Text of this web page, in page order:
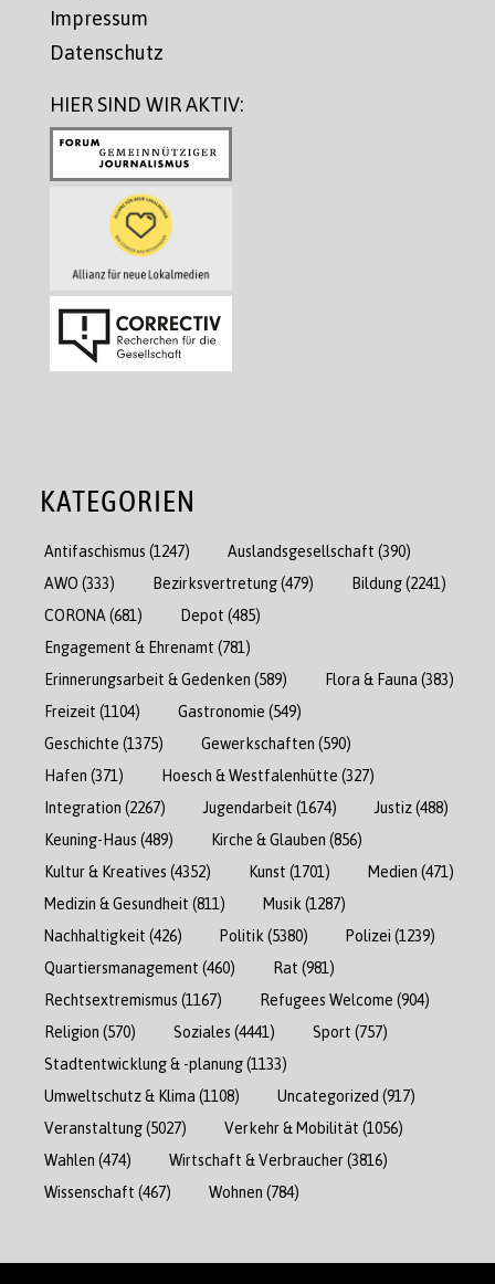
Impressum
Datenschutz
HIER SIND WIR AKTIV:
KATEGORIEN
Antifaschismus (1247) Auslandsgesellschaft (390)
AWO (333) Bezirksvertretung(479) Bildung(2241)
CORONA (681) Depot (485)
Engagement & Ehrenamt (781)
Erinnerungsarbeit & Gedenken (589) Flora & Fauna (383)
Freizeit (1104) Gastronomie (549)
Geschichte (1375) Gewerkschaften (590)
Hafen (371) Hoesch & Westfalenhütte (327)
Integration (2267) Jugendarbeit (1674) Justiz(488)
Keuning-Haus (489) Kirche & Glauben (856)
Kultur & Kreatives (4352) Kunst (1701) Medien (471)
Medizin & Gesundheit (811) Musik (1287)
Nachhaltigkeit (426) Politik (5380) Polizei (1239)
Quartiersmanagement (460) Rat (981)
Rechtsextremismus (1167) Refugees Welcome (904)
Religion (570) Soziales (4441) Sport (757)
Stadtentwicklung & -planung(1133)
Umweltschutz & Klima (1108) Uncategorized (917)
Veranstaltung(5027) Verkehr & Mobilität (1056)
Wahlen (474) Wirtschaft & Verbraucher(3816)
Wissenschaft (467) Wohnen (784)